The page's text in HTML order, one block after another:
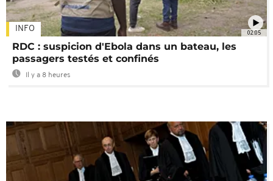
02:05
INFO
RDC : suspicion d'Ebola dans un bateau, les
passagers testés et confinés
Il y a 8 heures